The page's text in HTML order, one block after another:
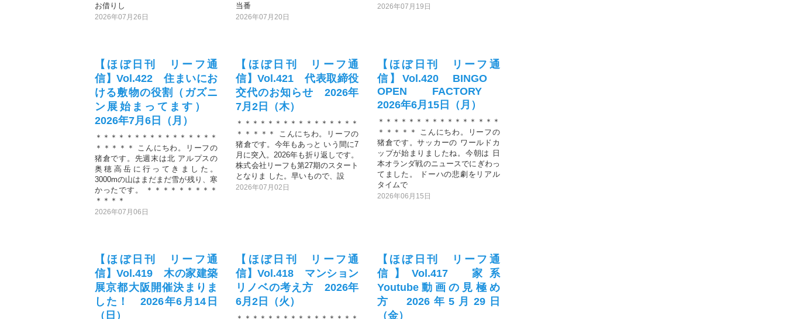
お借りし
2026年07月26日
当番
2026年07月20日
2026年07月19日
【ほぼ日刊 リーフ通
信】Vol.422 住まいにお
ける敷物の役割（ガズニ
ン展始まってます）
2026年7月6日（月）
＊＊＊＊＊＊＊＊＊＊＊＊＊＊＊＊
＊＊＊＊＊ こんにちわ。リーフの
猪倉です。先週末は北 アルプスの
奥穂高岳に行ってきました。
3000mの山はまだまだ雪が残り、寒
かったです。 ＊＊＊＊＊＊＊＊＊
＊＊＊＊
2026年07月06日
【ほぼ日刊 リーフ通
信】Vol.421 代表取締役
交代のお知らせ 2026年
7月2日（木）
＊＊＊＊＊＊＊＊＊＊＊＊＊＊＊＊
＊＊＊＊＊ こんにちわ。リーフの
猪倉です。今年もあっと いう間に7
月に突入。2026年も折り返しです。
株式会社リーフも第27期のスタート
となりま した。早いもので、設
2026年07月02日
【ほぼ日刊 リーフ通
信】Vol.420 BINGO
OPEN FACTORY
2026年6月15日（月）
＊＊＊＊＊＊＊＊＊＊＊＊＊＊＊＊
＊＊＊＊＊ こんにちわ。リーフの
猪倉です。サッカーの ワールドカ
ップが始まりましたね。今朝は 日
本オランダ戦のニュースでにぎわっ
てました。 ドーハの悲劇をリアル
タイムで
2026年06月15日
【ほぼ日刊 リーフ通
信】Vol.419 木の家建築
展京都大阪開催決まりま
した！ 2026年6月14日
（日）
【ほぼ日刊 リーフ通
信】Vol.418 マンション
リノベの考え方 2026年
6月2日（火）
【ほぼ日刊 リーフ通
信】Vol.417 家系
Youtube動画の見極め
方 2026年5月29日
（金）